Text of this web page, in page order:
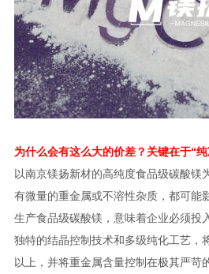
为什么会有这么大的价差？关键在于“纯
以南京镁扬新材的高纯度食品级碳酸镁
有微量的重金属或不溶性杂质，都可能
生产食品级碳酸镁，意味着企业必须投
独特的结晶控制技术和多级纯化工艺，
以上，并将重金属含量控制在极其严苛